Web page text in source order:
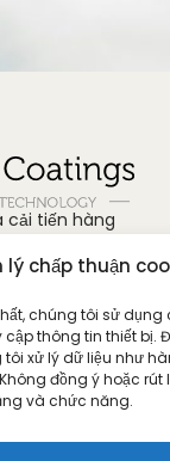
lý chấp thuận
chúng tôi sử
thông tin thiết bị.
xử lý dữ liệu như
đồng ý hoặc rút
và chức năng.
cải tiến hàng
mạng hóa
tôi tại
3370